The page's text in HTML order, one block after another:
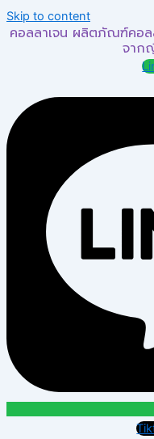
Skip to content
คอลลาเจน ผลิตภัณฑ์คอล
จาก